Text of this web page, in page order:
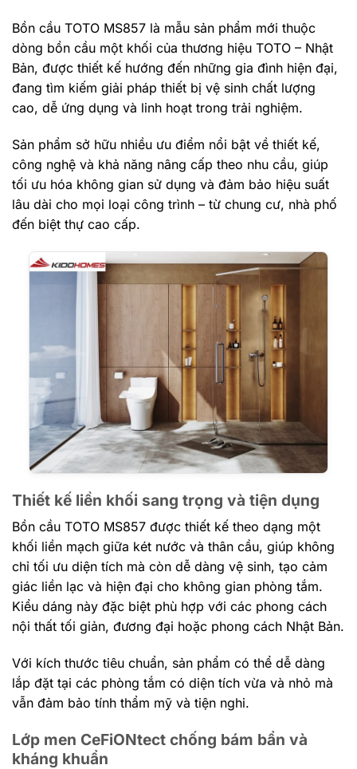
Bồn cầu TOTO MS857 là mẫu sản phẩm mới thuộc
dòng bồn cầu một khối của thương hiệu TOTO – Nhật
Bản, được thiết kế hướng đến những gia đình hiện đại,
đang tìm kiếm giải pháp thiết bị vệ sinh chất lượng
cao, dễ ứng dụng và linh hoạt trong trải nghiệm.
Sản phẩm sở hữu nhiều ưu điểm nổi bật về thiết kế,
công nghệ và khả năng nâng cấp theo nhu cầu, giúp
tối ưu hóa không gian sử dụng và đảm bảo hiệu suất
lâu dài cho mọi loại công trình – từ chung cư, nhà phố
đến biệt thự cao cấp.
Thiết kế liền khối sang trọng và tiện dụng
Bồn cầu TOTO MS857 được thiết kế theo dạng một
khối liền mạch giữa két nước và thân cầu, giúp không
chỉ tối ưu diện tích mà còn dễ dàng vệ sinh, tạo cảm
giác liền lạc và hiện đại cho không gian phòng tắm.
Kiểu dáng này đặc biệt phù hợp với các phong cách
nội thất tối giản, đương đại hoặc phong cách Nhật Bản.
Với kích thước tiêu chuẩn, sản phẩm có thể dễ dàng
lắp đặt tại các phòng tắm có diện tích vừa và nhỏ mà
vẫn đảm bảo tính thẩm mỹ và tiện nghi.
Lớp men CeFiONtect chống bám bẩn và
kháng khuẩn